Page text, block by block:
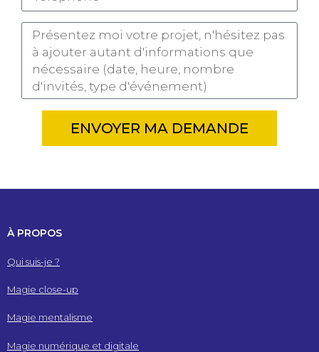
ENVOYER MA DEMANDE
À PROPOS
Qui suis-je ?
Magie close-up
Magie mentalisme
Magie numérique et digitale